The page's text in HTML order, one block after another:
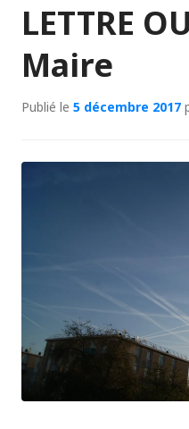
LETTRE
Maire
Publié le 5 décembre 2017